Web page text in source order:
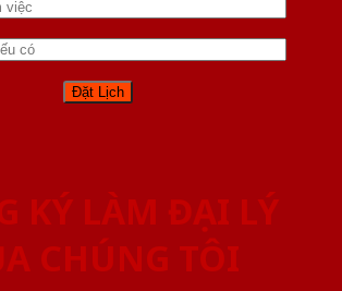
KÝ LÀM ĐẠI LÝ
CHÚNG TÔI